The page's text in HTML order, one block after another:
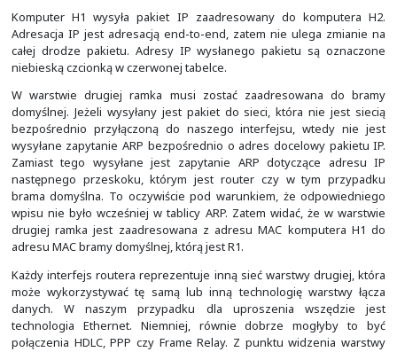
dekapsulacji, routingu i ponownej enkapsulacji.
Komputer H1 wysyła pakiet IP zaadresowany do